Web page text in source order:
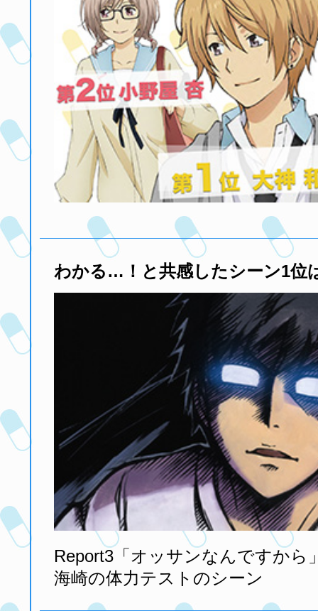
わかる…！と共感したシーン1位
Report3「オッサンなんですから
海崎の体力テストのシーン